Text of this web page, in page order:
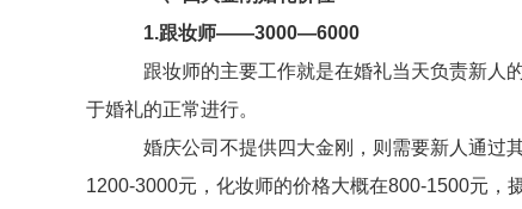
1.跟妆师——3000—6000
跟妆师的主要工作就是在婚礼当天负责新人的
于婚礼的正常进行。
婚庆公司不提供四大金刚，则需要新人通过其
1200-3000元，化妆师的价格大概在800-1500元，